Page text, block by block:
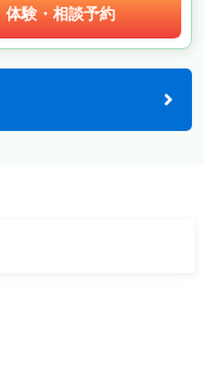
体験・相談予約